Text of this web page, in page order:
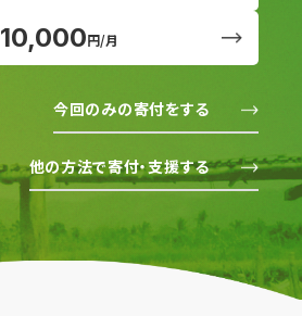
10,000円/月
今回のみの寄付をする
他の方法で寄付・支援する